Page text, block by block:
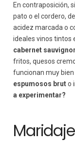
En contraposición,
pato o el cordero,
acidez marcada o
ideales vinos tintos
cabernet
fritos, quesos
funcionan muy bien
espumosos bruto
a experimentar?